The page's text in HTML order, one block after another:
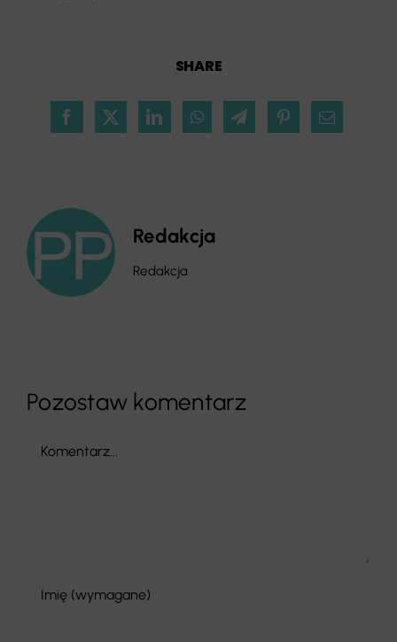
SHARE
Redakcja
Redakcja
Pozostaw komentarz
Comment